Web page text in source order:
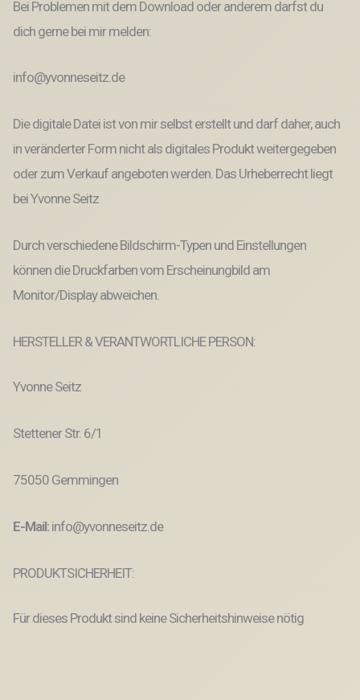
Bei Problemen mit dem Download oder anderem darfst du
dich gerne bei mir melden:
info@yvonneseitz.de
Die digitale Datei ist von mir selbst erstellt und darf daher, auch
in veränderter Form nicht als digitales Produkt weitergegeben
oder zum Verkauf angeboten werden. Das Urheberrecht liegt
bei Yvonne Seitz
Durch verschiedene Bildschirm-Typen und Einstellungen
können die Druckfarben vom Erscheinungbild am
Monitor/Display abweichen.
HERSTELLER & VERANTWORTLICHE PERSON:
Yvonne Seitz
Stettener Str. 6/1
75050 Gemmingen
E-Mail: info@yvonneseitz.de
PRODUKTSICHERHEIT:
Für dieses Produkt sind keine Sicherheitshinweise nötig